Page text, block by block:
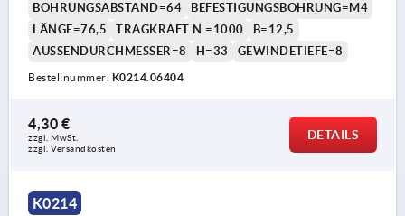
BOHRUNGSABSTAND=64
BEFESTIGUNGSBOHRUNG=M4
LÄNGE=76,5
TRAGKRAFT N =1000
B=12,5
AUSSENDURCHMESSER=8
H=33 GEWINDETIEFE=8
Bestellnummer: K0214.06404
4,30 €
zzgl. MwSt.
zzgl. Versandkosten
DETAILS
K0214